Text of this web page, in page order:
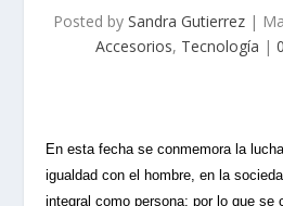
Posted by Sandra Gutierrez |
Accesorios, Tecnología | 0
En esta fecha se conmemora la
igualdad con el hombre, en la
integral como persona; por lo que se